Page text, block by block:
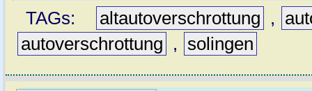
TAGs:
altautoverschrottung ,
autoverschrottung
, solingen